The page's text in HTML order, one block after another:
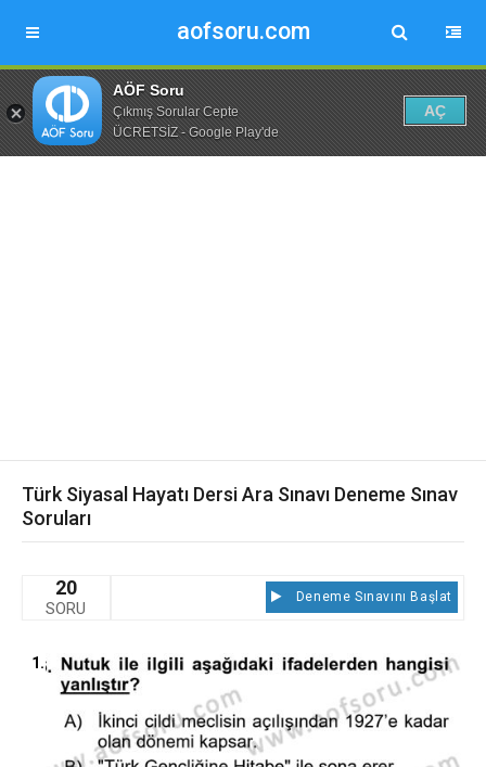
aofsoru.com
AÖF Soru
Çıkmış Sorular Cepte
ÜCRETSİZ - Google Play'de
AÇ
Türk Siyasal Hayatı Dersi Ara Sınavı Deneme Sınav
Soruları
20
SORU
Deneme Sınavını Başlat
1.